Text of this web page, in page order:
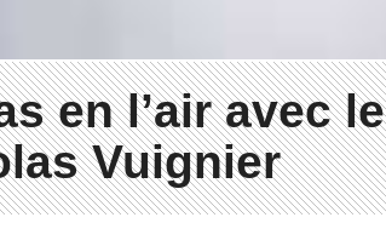
en l’air avec le
Vuignier